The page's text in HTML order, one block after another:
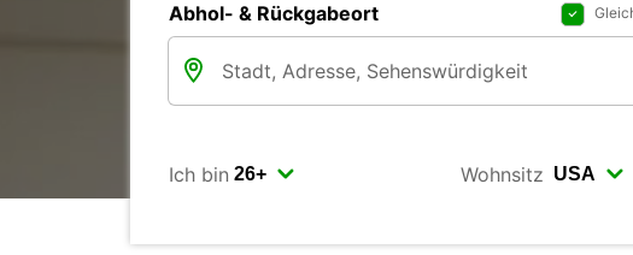
Abhol- & Rückgabeort
Ich bin Wohnsitz